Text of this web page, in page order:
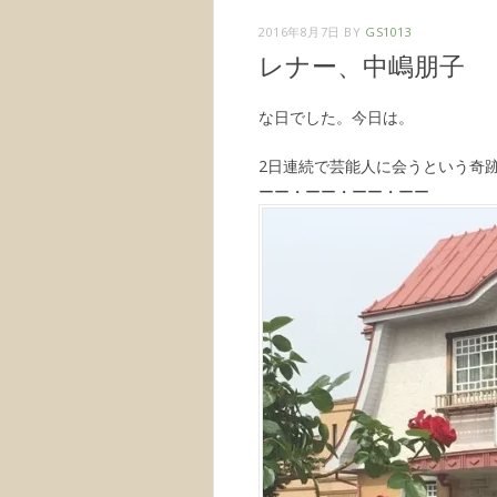
2016年8月7日 BY GS1013
レナー、中嶋朋子
な日でした。今日は。
2日連続で芸能人に会うという奇
ーー・ーー・ーー・ーー